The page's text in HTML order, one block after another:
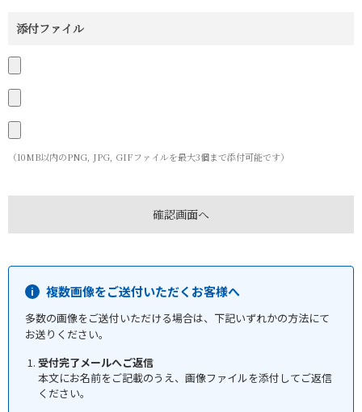
添付ファイル
（10MB以内のPNG, JPG, GIFファイルを最大3個まで添付可能です）
複数画像をご送付いただくお客様へ
多数の画像をご送付いただける場合は、下記いずれかの方法にて
お送りください。
受付完了メールへご返信
本文にお名前をご記載のうえ、画像ファイルを添付してご返信
ください。